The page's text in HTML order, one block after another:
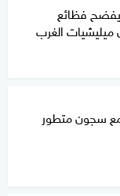
يفضح فظائع
ميليشيات الغرب
سجون متطور